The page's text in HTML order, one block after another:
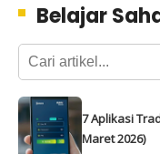
Belajar
7 Aplikasi
Maret 2026)